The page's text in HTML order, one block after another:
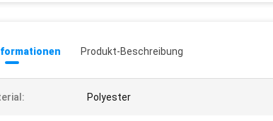
Produkt-Beschreibung
Polyester